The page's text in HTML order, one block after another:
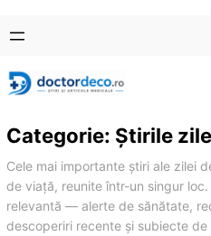
conținut
content
Categorie: Știrile
Cele mai importante știri ale zilei
de viață, reunite într-un singur
relevantă — alerte de sănătate,
descoperiri recente și subiecte